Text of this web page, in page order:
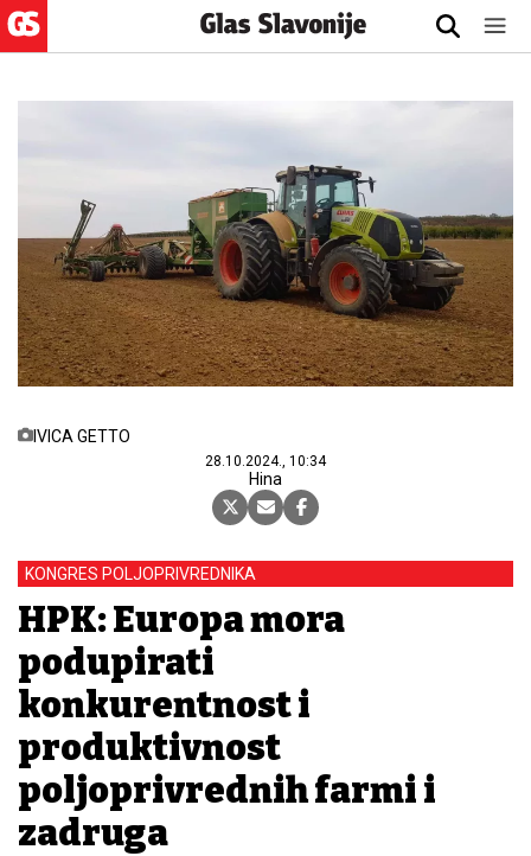
IVICA GETTO
28.10.2024., 10:34
Hina
KONGRES POLJOPRIVREDNIKA
HPK: Europa mora
podupirati
konkurentnost i
produktivnost
poljoprivrednih farmi i
zadruga